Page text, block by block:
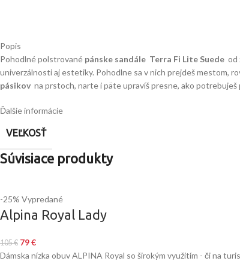
Popis
Pohodlné polstrované pánske sandále Terra Fi Lite Suede od
univerzálnosti aj estetiky. Pohodlne sa v nich prejdeš mestom,
pásikov na prstoch, narte i päte upravíš presne, ako
Ďalšie informácie
VEĽKOSŤ
Súvisiace produkty
-25% Vypredané
Alpina Royal Lady
105€ 79€
Dámska nízka obuv ALPINA Royal so širokým využitím - či na